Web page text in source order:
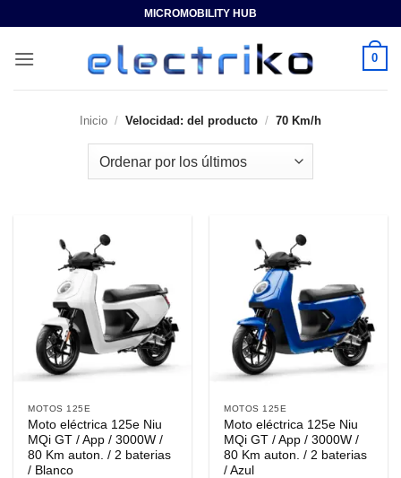
contenido
MICROMOBILITY HUB
0
Inicio / Velocidad: del producto / 70 Km/h
MOTOS 125E
Moto eléctrica 125e Niu
MQi GT / App / 3000W /
80 Km auton. / 2 baterias
/ Blanco
MOTOS 125E
Moto eléctrica 125e Niu
MQi GT / App / 3000W /
80 Km auton. / 2 baterias
/ Azul